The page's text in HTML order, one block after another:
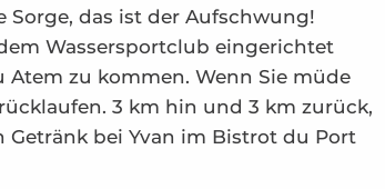
Sorge, das ist der Aufschwung!
Wassersportclub eingerichtet
zu kommen. Wenn Sie müde
3 km hin und 3 km zurück,
Getränk bei Yvan im Bistrot du Port